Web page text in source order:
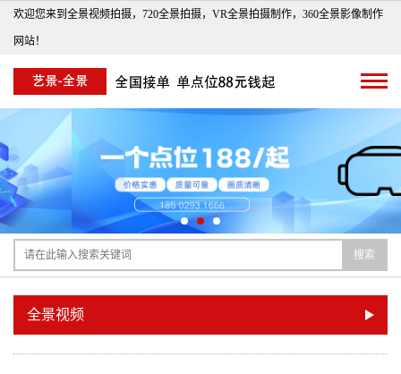
欢迎您来到全景视频拍摄，720全景拍摄，VR全景拍摄制作，360全景影像制作
网站！
搜索
全景视频